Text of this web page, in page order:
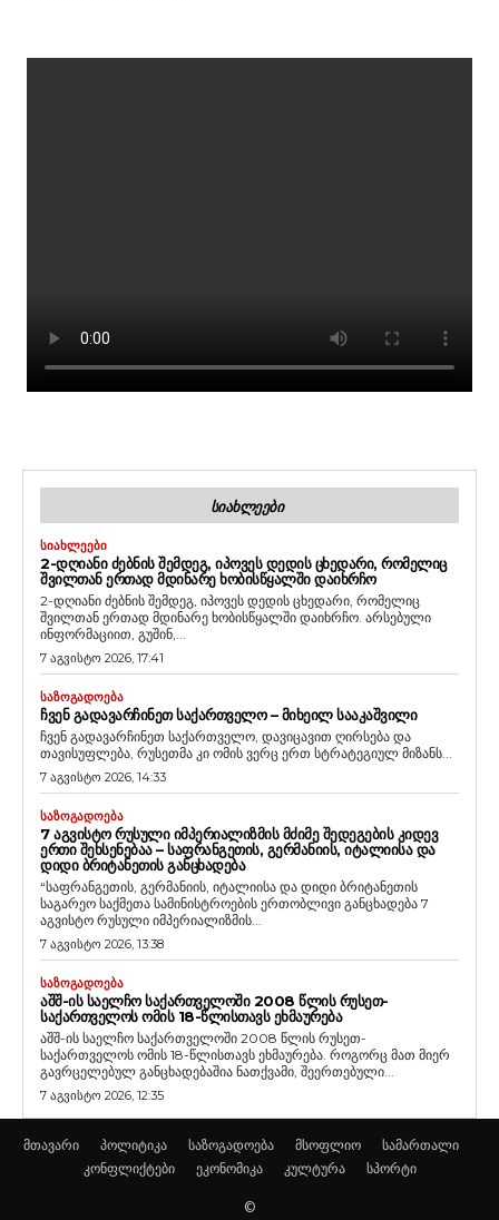
ᲡᲘᲐᲮᲚᲔᲔᲑᲘ
ᲡᲘᲐᲮᲚᲔᲔᲑᲘ
2-ᲓᲦᲘᲐᲜᲘ ᲫᲔᲑᲜᲘᲡ ᲨᲔᲛᲓᲔᲒ, ᲘᲞᲝᲕᲔᲡ ᲓᲔᲓᲘᲡ ᲪᲮᲔᲓᲐᲠᲘ, ᲠᲝᲛᲔᲚᲘᲪ
ᲨᲕᲘᲚᲗᲐᲜ ᲔᲠᲗᲐᲓ ᲛᲓᲘᲜᲐᲠᲔ ᲮᲝᲑᲘᲡᲬᲧᲐᲚᲨᲘ ᲓᲐᲘᲮᲠᲩᲝ
2-დღიანი ძებნის შემდეგ, იპოვეს დედის ცხედარი, რომელიც
შვილთან ერთად მდინარე ხობისწყალში დაიხრჩო. არსებული
ინფორმაციით, გუშინ,...
7 აგვისტო 2026, 17:41
ᲡᲐᲖᲝᲒᲐᲓᲝᲔᲑᲐ
ᲩᲕᲔᲜ ᲒᲐᲓᲐᲕᲐᲠᲩᲘᲜᲔᲗ ᲡᲐᲥᲐᲠᲗᲕᲔᲚᲝ – ᲛᲘᲮᲔᲘᲚ ᲡᲐᲐᲙᲐᲨᲕᲘᲚᲘ
ჩვენ გადავარჩინეთ საქართველო, დავიცავით ღირსება და
თავისუფლება, რუსეთმა კი ომის ვერც ერთ სტრატეგიულ მიზანს...
7 აგვისტო 2026, 14:33
ᲡᲐᲖᲝᲒᲐᲓᲝᲔᲑᲐ
7 ᲐᲒᲕᲘᲡᲢᲝ ᲠᲣᲡᲣᲚᲘ ᲘᲛᲞᲔᲠᲘᲐᲚᲘᲖᲛᲘᲡ ᲛᲫᲘᲛᲔ ᲨᲔᲓᲔᲒᲔᲑᲘᲡ ᲙᲘᲓᲔᲕ
ᲔᲠᲗᲘ ᲨᲔᲮᲡᲔᲜᲔᲑᲐᲐ – ᲡᲐᲤᲠᲐᲜᲒᲔᲗᲘᲡ, ᲒᲔᲠᲛᲐᲜᲘᲘᲡ, ᲘᲢᲐᲚᲘᲘᲡᲐ ᲓᲐ
ᲓᲘᲓᲘ ᲑᲠᲘᲢᲐᲜᲔᲗᲘᲡ ᲒᲐᲜᲪᲮᲐᲓᲔᲑᲐ
“საფრანგეთის, გერმანიის, იტალიისა და დიდი ბრიტანეთის
საგარეო საქმეთა სამინისტროების ერთობლივი განცხადება 7
აგვისტო რუსული იმპერიალიზმის...
7 აგვისტო 2026, 13:38
ᲡᲐᲖᲝᲒᲐᲓᲝᲔᲑᲐ
ᲐᲨᲨ-ᲘᲡ ᲡᲐᲔᲚᲩᲝ ᲡᲐᲥᲐᲠᲗᲕᲔᲚᲝᲨᲘ 2008 ᲬᲚᲘᲡ ᲠᲣᲡᲔᲗ-
ᲡᲐᲥᲐᲠᲗᲕᲔᲚᲝᲡ ᲝᲛᲘᲡ 18-ᲬᲚᲘᲡᲗᲐᲕᲡ ᲔᲮᲛᲐᲣᲠᲔᲑᲐ
აშშ-ის საელჩო საქართველოში 2008 წლის რუსეთ-
საქართველოს ომის 18-წლისთავს ეხმაურება. როგორც მათ მიერ
გავრცელებულ განცხადებაშია ნათქვამი, შეერთებული...
7 აგვისტო 2026, 12:35
მთავარი პოლიტიკა საზოგადოება მსოფლიო
სამართალი
კონფლიქტები
ეკონომიკა კულტურა სპორტი
©